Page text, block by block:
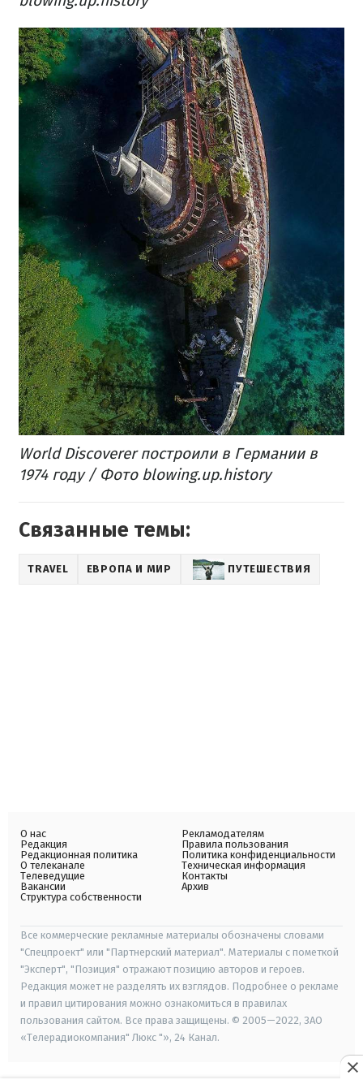
World Discoverer построили в Германии в
1974 году / Фото blowing.up.history
Связанные темы:
TRAVEL ЕВРОПА И МИР ПУТЕШЕСТВИЯ
О нас
Редакция
Редакционная политика
О телеканале
Телеведущие
Вакансии
Структура собственности
Рекламодателям
Правила пользования
Политика конфиденциальности
Техническая информация
Контакты
Архив
Все коммерческие рекламные материалы обозначены словами
"Спецпроект" или "Партнерский материал". Материалы с пометкой
"Эксперт", "Позиция" отражают позицию авторов и героев.
Редакция может не разделять их взглядов. Подробнее о рекламе
и правил цитирования можно ознакомиться в правилах
пользования сайтом. Все права защищены. © 2005—2022, ЗАО
«Телерадиокомпания" Люкс "», 24 Канал.